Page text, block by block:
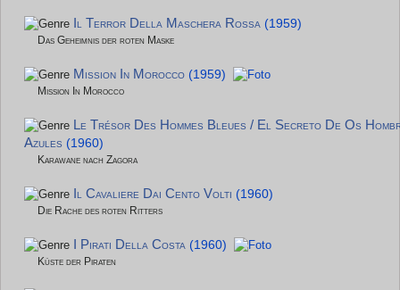
Il Terror Della Maschera Rossa (1959)
Das Geheimnis der roten Maske
Mission In Morocco (1959)
Mission In Morocco
Le Trésor Des Hommes Bleues / El Secreto De Os
Azules (1960)
Karawane nach Zagora
Il Cavaliere Dai Cento Volti (1960)
Die Rache des roten Ritters
I Pirati Della Costa (1960)
Küste der Piraten